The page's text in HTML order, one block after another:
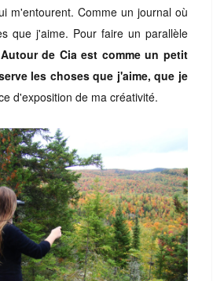
m'entourent. Comme un journal où
que j'aime. Pour faire un parallèle
Autour de Cia est comme un petit
les choses que j'aime, que je
d'exposition de ma créativité.